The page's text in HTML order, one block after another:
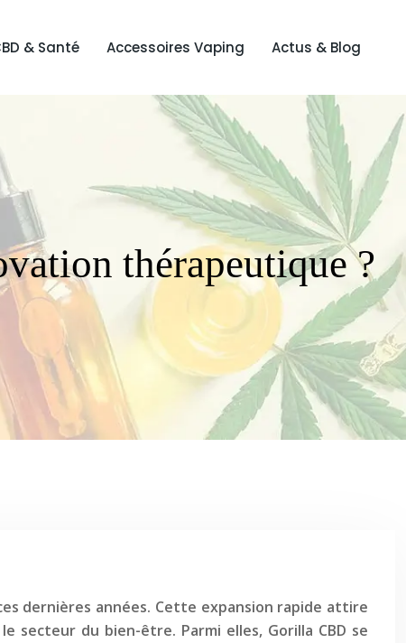
& Santé Accessoires Vaping Actus & Blog
thérapeutique ?
dernières années. Cette expansion rapide attire
secteur du bien-être. Parmi elles, Gorilla CBD se